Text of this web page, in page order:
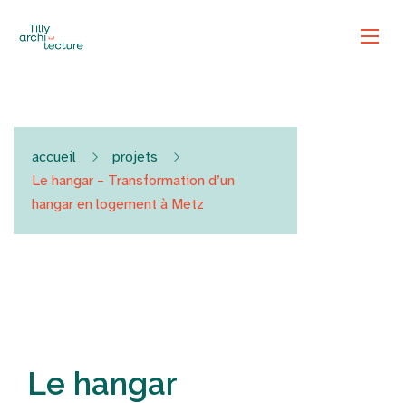
accueil
projets
Le hangar – Transformation d’un
hangar en logement à Metz
Le hangar